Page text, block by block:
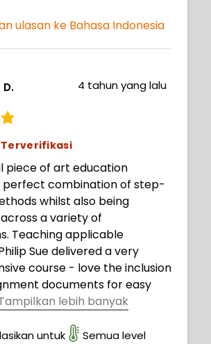
ulasan ke Bahasa Indonesia
D. 4 tahun yang lalu
Terverifikasi
piece of art education
perfect combination of step-
whilst also being
a variety of
Teaching applicable
Sue delivered a very
course - love the inclusion
documents for easy
lebih banyak
included the brush pack he
untuk Semua level